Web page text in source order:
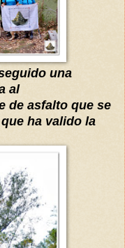
una
al
de asfalto que se
ha valido la